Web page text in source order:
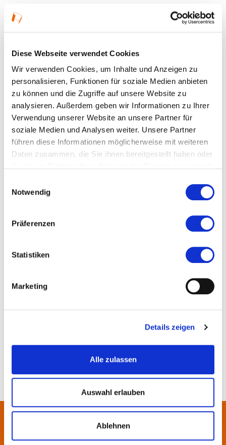
Diese Webseite verwendet Cookies
Wir verwenden Cookies, um Inhalte und Anzeigen zu
personalisieren, Funktionen für soziale Medien anbieten
zu können und die Zugriffe auf unsere Website zu
analysieren. Außerdem geben wir Informationen zu Ihrer
Verwendung unserer Website an unsere Partner für
soziale Medien und Analysen weiter. Unsere Partner
führen diese Informationen möglicherweise mit weiteren
Daten zusammen, die Sie ihnen bereitgestellt haben oder
Notwendig
Präferenzen
Statistiken
Marketing
Details zeigen
Alle zulassen
Auswahl erlauben
Ablehnen
17.09.2026, 18:00 Uhr — 19:30 Uhr in Offenbach
am Main
Veranstaltungstyp:Vortrag
Kosten und Anmeldung
Ort und Anfahrt
Veranstaltet von
Über uns